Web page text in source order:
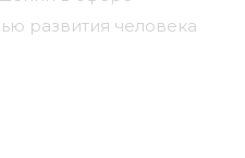
развития человека